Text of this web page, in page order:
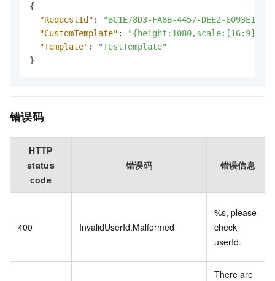
{
"RequestId" :
"BC1E78D3-FA8B-4457-DEE2-
"CustomTemplate" :
"Template" :
"TestTemplate"
}
错误码
HTTP
status
code
错误码 错误信息
400 InvalidUserId.Malformed
%s, please
check
userId.
There are